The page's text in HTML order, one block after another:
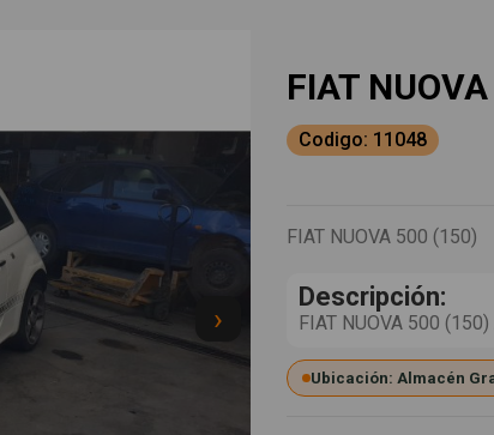
›
FIAT
Codigo: 11048
FIAT NUOVA 500 (150)
Descripción:
FIAT NUOVA 500
Ubicación: Almacén